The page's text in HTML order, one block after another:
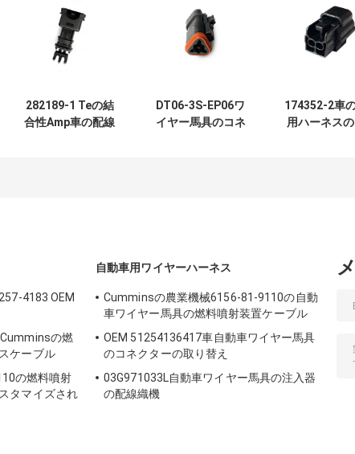
282189-1 Teの結
合性Amp車の配線
DT06-3S-EP06ワ
イヤー馬具のコネ
174352-2車
用ハーネス
4183 OEM
の燃
ケーブル
の燃料噴射
タマイズされ
自動車用ワイヤーハーネス
Cumminsの農業機械6156-81-9110の自動
車ワイヤー馬具の燃料噴射装置ケーブル
OEM 51254136417車自動車ワイヤー馬具
のコネクターの取り替え
03G971033L自動車ワイヤー馬具の注入器
の配線織機